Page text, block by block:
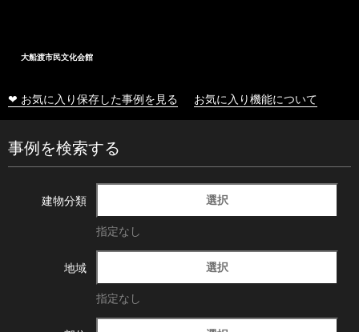
大船渡市民文化会館
❤ お気に入り保存した事例を見る お気に入り機能について
事例を検索する
建物分類 選択
指定なし
地域 選択
指定なし